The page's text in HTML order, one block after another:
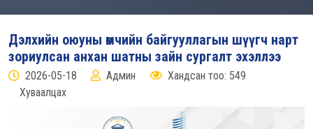
Дэлхийн оюуны өмчийн байгууллагын шүүгч нарт
зориулсан анхан шатны зайн сургалт эхэллээ
2026-05-18 Админ
Хандсан тоо: 549
Хуваалцах